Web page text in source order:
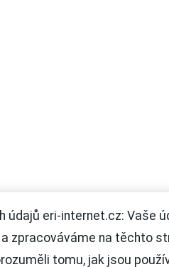
údajů eri-internet.cz: Vaše
zpracováváme na těchto
tomu, jak jsou